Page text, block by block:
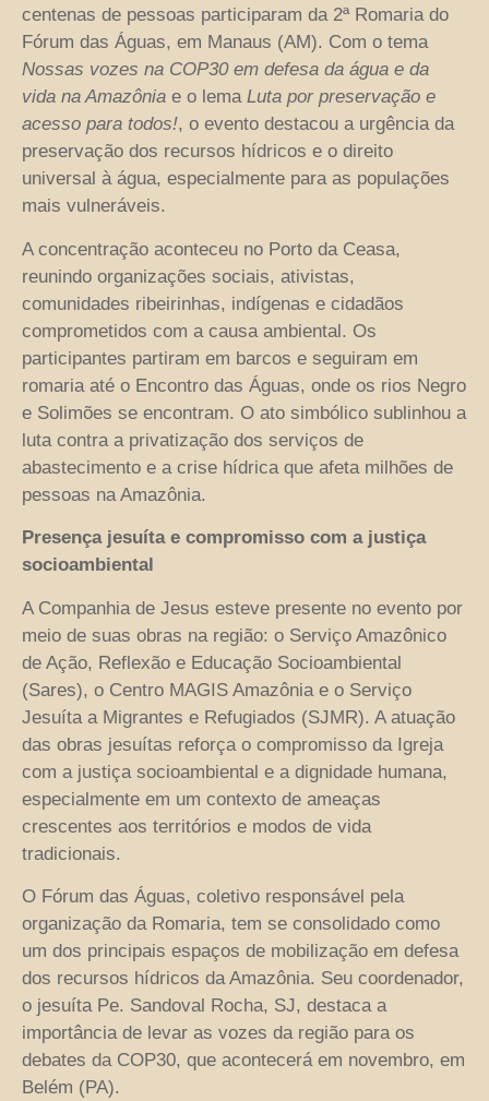
centenas de pessoas participaram da 2ª Romaria do
Fórum das Águas, em Manaus (AM). Com o tema
Nossas vozes na COP30 em defesa da água e da
vida na Amazônia e o lema Luta por preservação e
acesso para todos!, o evento destacou a urgência da
preservação dos recursos hídricos e o direito
universal à água, especialmente para as populações
mais vulneráveis.
A concentração aconteceu no Porto da Ceasa,
reunindo organizações sociais, ativistas,
comunidades ribeirinhas, indígenas e cidadãos
comprometidos com a causa ambiental. Os
participantes partiram em barcos e seguiram em
romaria até o Encontro das Águas, onde os rios Negro
e Solimões se encontram. O ato simbólico sublinhou a
luta contra a privatização dos serviços de
abastecimento e a crise hídrica que afeta milhões de
pessoas na Amazônia.
Presença jesuíta e compromisso com a justiça
socioambiental
A Companhia de Jesus esteve presente no evento por
meio de suas obras na região: o Serviço Amazônico
de Ação, Reflexão e Educação Socioambiental
(Sares), o Centro MAGIS Amazônia e o Serviço
Jesuíta a Migrantes e Refugiados (SJMR). A atuação
das obras jesuítas reforça o compromisso da Igreja
com a justiça socioambiental e a dignidade humana,
especialmente em um contexto de ameaças
crescentes aos territórios e modos de vida
tradicionais.
O Fórum das Águas, coletivo responsável pela
organização da Romaria, tem se consolidado como
um dos principais espaços de mobilização em defesa
dos recursos hídricos da Amazônia. Seu coordenador,
o jesuíta Pe. Sandoval Rocha, SJ, destaca a
importância de levar as vozes da região para os
debates da COP30, que acontecerá em novembro, em
Belém (PA).